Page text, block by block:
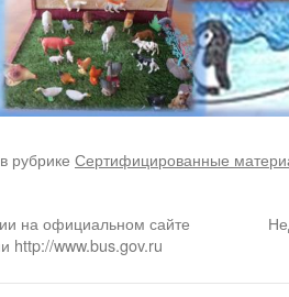
рубрике Сертифицированные
на официальном сайте
http://www.bus.gov.ru